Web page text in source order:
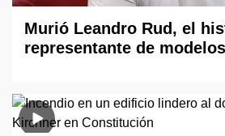
Murió Leandro Rud, el
representante de